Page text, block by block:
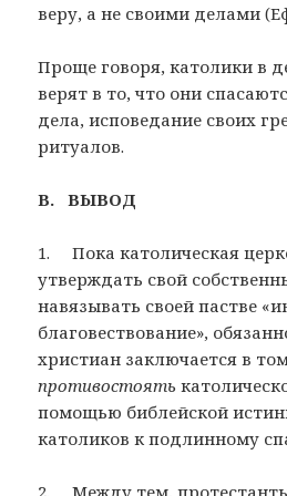
веру, а не своими делами
Проще говоря, католики в
верят в то, что они
дела, исповедание своих
ритуалов.
В. ВЫВОД
1. Пока католическая
утверждать свой
навязывать своей пастве
благовествование»,
христиан заключается в
противостоять
помощью библейской
католиков к подлинному